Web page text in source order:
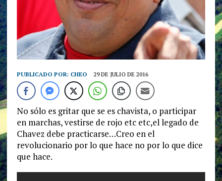
PUBLICADO POR: CHEO 29 DE JULIO DE 2016
No sólo es gritar que se es chavista, o participar
en marchas, vestirse de rojo etc etc,el legado de
Chavez debe practicarse…Creo en el
revolucionario por lo que hace no por lo que dice
que hace.